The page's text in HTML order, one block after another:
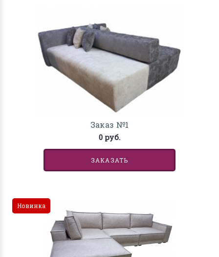
Заказ №1
0 руб.
ЗАКАЗАТЬ
Новинка